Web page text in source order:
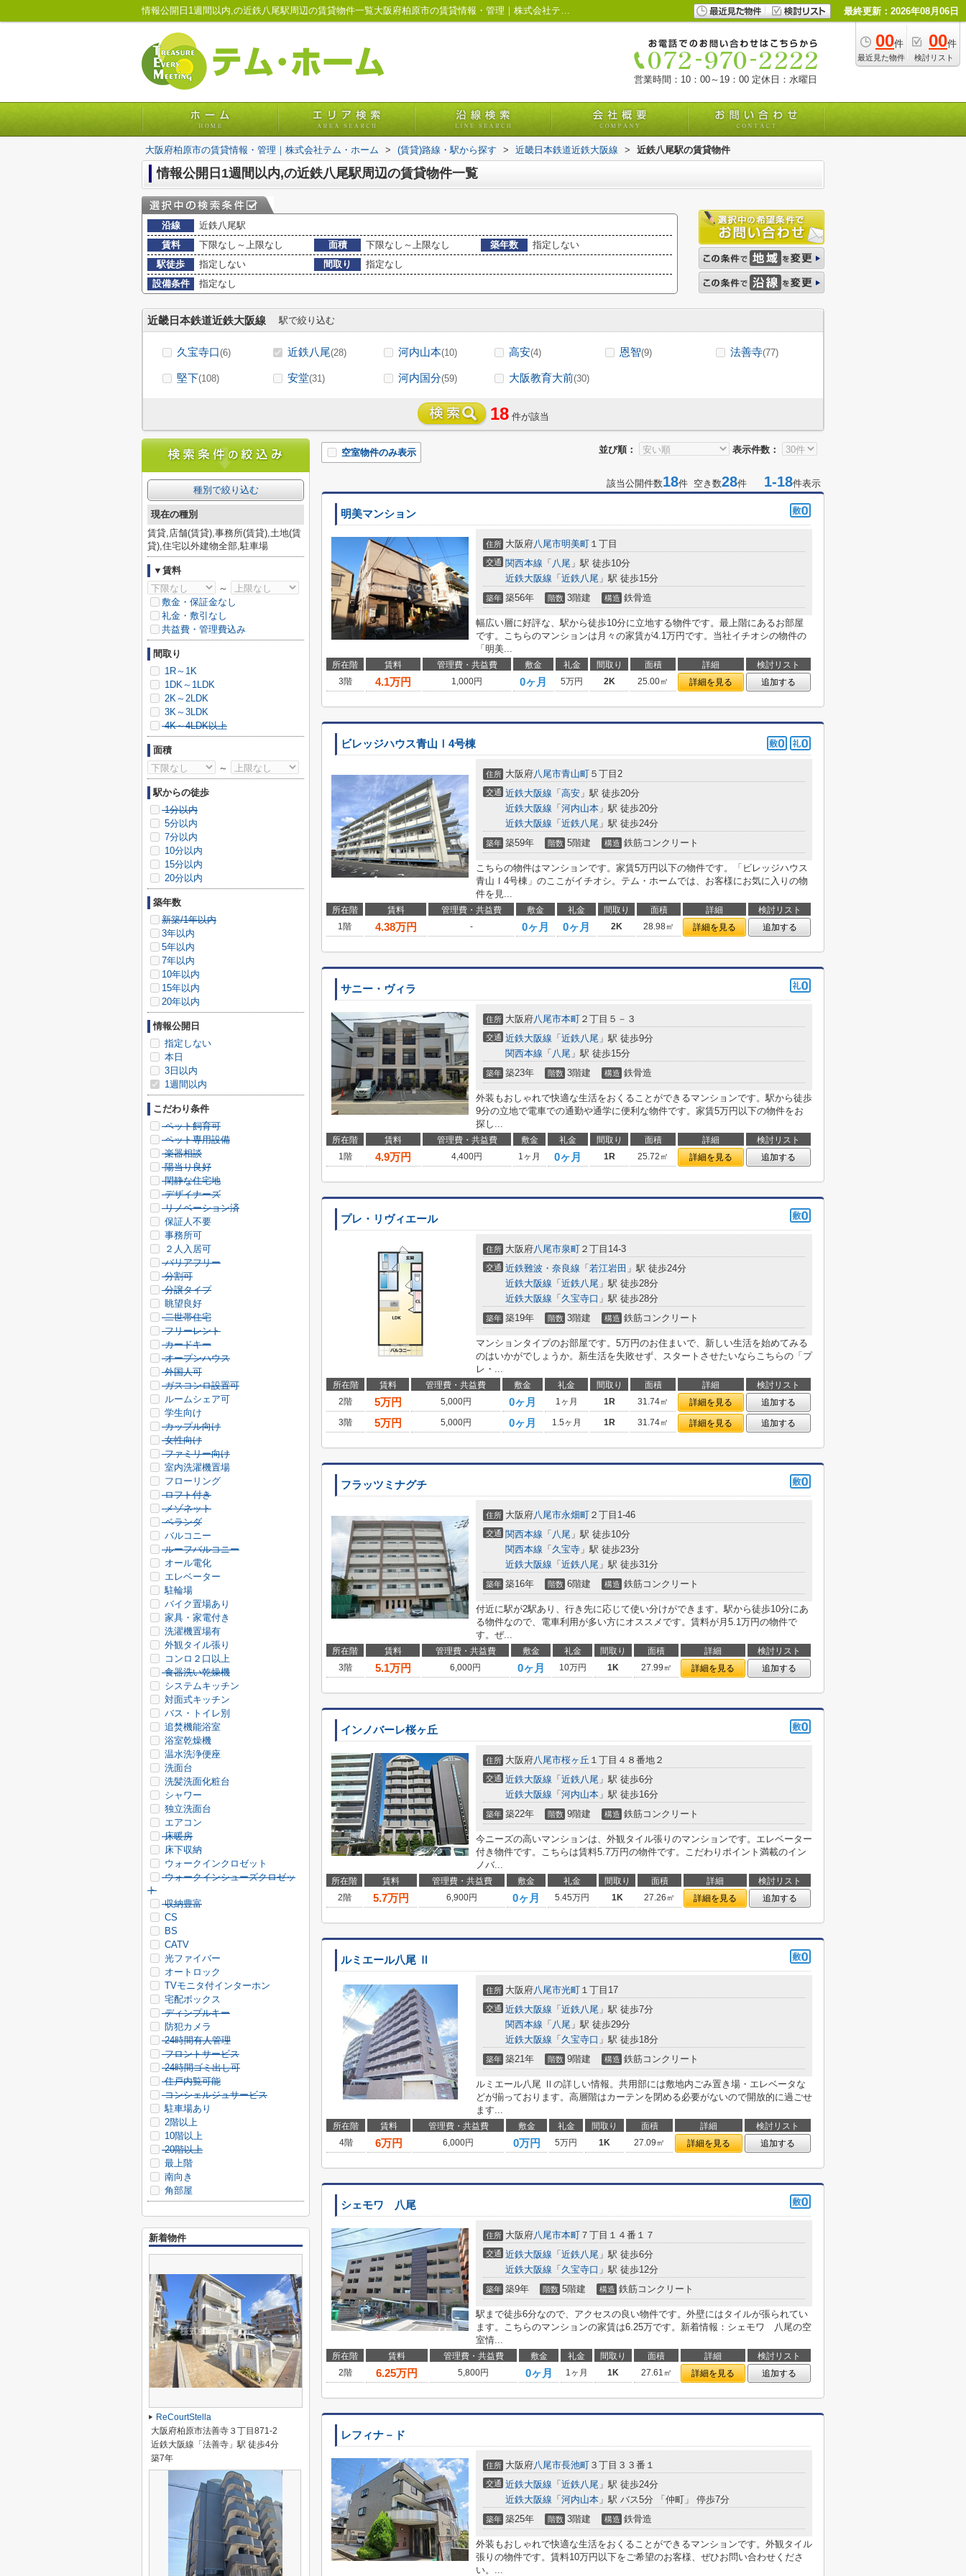
情報公開日1週間以内,の近鉄八尾駅周辺の賃貸物件一覧大阪府柏原市の賃貸情報・管理｜株式会社テム・ホーム 最終更新：2026年08月06日
00件
最近見た物件
00件
検討リスト
営業時間：10：00～19：00 定休日：水曜日
大阪府柏原市の賃貸情報・管理｜株式会社テム・ホーム > (賃貸)路線・駅から探す > 近畿日本鉄道近鉄大阪線 > 近鉄八尾駅の賃貸物件
情報公開日1週間以内,の近鉄八尾駅周辺の賃貸物件一覧
沿線
近鉄八尾駅
賃料
下限なし～上限なし 面積 下限なし～上限なし 築年数
指定しない
駅徒歩
指定しない 間取り
指定なし
設備条件
指定なし
近畿日本鉄道近鉄大阪線 駅で絞り込む
久宝寺口(6) 近鉄八尾(28) 河内山本(10) 高安(4) 恩智(9) 法善寺(77)
堅下(108) 安堂(31) 河内国分(59) 大阪教育大前(30)
18 件が該当
並び順： 表示件数：
空室物件のみ表示
該当公開件数18件 空き数28件 1-18件表示
明美マンション
住所 大阪府八尾市明美町 １丁目
交通 関西本線 「 八尾 」駅 徒歩10分
近鉄大阪線 「 近鉄八尾 」駅 徒歩15分
築年 築56年 階数 3階建 構造 鉄骨造
幅広い層に好評な、駅から徒歩10分に立地する物件です。最上階にあるお部屋
です。こちらのマンションは月々の家賃が4.1万円です。当社イチオシの物件の
「明美...
所在階 賃料 管理費・共益費 敷金 礼金 間取り 面積 詳細
検討リスト
3階
4.1万円 1,000円 0ヶ月 5万円 2K 25.00㎡ 詳細を見る 追加する
ビレッジハウス青山Ⅰ4号棟
住所 大阪府八尾市青山町 ５丁目2
交通 近鉄大阪線 「 高安 」駅 徒歩20分
近鉄大阪線 「 河内山本 」駅 徒歩20分
近鉄大阪線 「 近鉄八尾 」駅 徒歩24分
築年 築59年 階数 5階建 構造 鉄筋コンクリート
こちらの物件はマンションです。家賃5万円以下の物件です。「ビレッジハウス
青山Ⅰ4号棟」のここがイチオシ。テム・ホームでは、お客様にお気に入りの物
件を見...
所在階 賃料 管理費・共益費 敷金 礼金 間取り 面積 詳細
検討リスト
1階
4.38万円 - 0ヶ月 0ヶ月 2K 28.98㎡ 詳細を見る 追加する
サニー・ヴィラ
住所 大阪府八尾市本町 ２丁目５－３
交通 近鉄大阪線 「 近鉄八尾 」駅 徒歩9分
関西本線 「 八尾 」駅 徒歩15分
築年 築23年 階数 3階建 構造 鉄骨造
外装もおしゃれで快適な生活をおくることができるマンションです。駅から徒歩
9分の立地で電車での通勤や通学に便利な物件です。家賃5万円以下の物件をお
探し...
所在階 賃料 管理費・共益費 敷金 礼金 間取り 面積 詳細
検討リスト
1階
4.9万円 4,400円 1ヶ月 0ヶ月 1R 25.72㎡ 詳細を見る 追加する
プレ・リヴィエール
住所 大阪府八尾市泉町 ２丁目14-3
交通 近鉄難波・奈良線 「 若江岩田 」駅 徒歩24分
近鉄大阪線 「 近鉄八尾 」駅 徒歩28分
近鉄大阪線 「 久宝寺口 」駅 徒歩28分
築年 築19年 階数 3階建 構造 鉄筋コンクリート
マンションタイプのお部屋です。5万円のお住まいで、新しい生活を始めてみる
のはいかがでしょうか。新生活を失敗せず、スタートさせたいならこちらの「プ
レ・...
所在階 賃料 管理費・共益費 敷金 礼金 間取り 面積 詳細
検討リスト
2階
5万円 5,000円 0ヶ月 1ヶ月 1R 31.74㎡ 詳細を見る
追加する
3階
5万円 5,000円 0ヶ月 1.5ヶ月 1R 31.74㎡ 詳細を見る 追加する
フラッツミナグチ
住所 大阪府八尾市永畑町 ２丁目1-46
交通 関西本線 「 八尾 」駅 徒歩10分
関西本線 「 久宝寺 」駅 徒歩23分
近鉄大阪線 「 近鉄八尾 」駅 徒歩31分
築年 築16年 階数 6階建 構造 鉄筋コンクリート
付近に駅が2駅あり、行き先に応じて使い分けができます。駅から徒歩10分にあ
る物件なので、電車利用が多い方にオススメです。賃料が月5.1万円の物件で
す。ぜ...
所在階 賃料 管理費・共益費 敷金 礼金 間取り 面積 詳細
検討リスト
3階
5.1万円 6,000円 0ヶ月 10万円 1K 27.99㎡ 詳細を見る 追加する
インノバーレ桜ヶ丘
住所 大阪府八尾市桜ヶ丘 １丁目４８番地２
交通 近鉄大阪線 「 近鉄八尾 」駅 徒歩6分
近鉄大阪線 「 河内山本 」駅 徒歩16分
築年 築22年 階数 9階建 構造 鉄筋コンクリート
今ニーズの高いマンションは、外観タイル張りのマンションです。エレベーター
付き物件です。こちらは賃料5.7万円の物件です。こだわりポイント満載のイン
ノバ...
所在階 賃料 管理費・共益費 敷金 礼金 間取り 面積 詳細
検討リスト
2階
5.7万円 6,900円 0ヶ月 5.45万円 1K 27.26㎡ 詳細を見る 追加する
ルミエール八尾 Ⅱ
住所 大阪府八尾市光町 １丁目17
交通 近鉄大阪線 「 近鉄八尾 」駅 徒歩7分
関西本線 「 八尾 」駅 徒歩29分
近鉄大阪線 「 久宝寺口 」駅 徒歩18分
築年 築21年 階数 9階建 構造 鉄筋コンクリート
ルミエール八尾 Ⅱの詳しい情報。共用部には敷地内ごみ置き場・エレベータな
どが揃っております。高層階はカーテンを閉める必要がないので開放的に過ごせ
ます...
所在階 賃料 管理費・共益費 敷金 礼金 間取り 面積 詳細
検討リスト
4階
6万円 6,000円 0万円 5万円 1K 27.09㎡ 詳細を見る 追加する
シェモワ 八尾
住所 大阪府八尾市本町 ７丁目１４番１７
交通 近鉄大阪線 「 近鉄八尾 」駅 徒歩6分
近鉄大阪線 「 久宝寺口 」駅 徒歩12分
築年 築9年 階数 5階建 構造 鉄筋コンクリート
駅まで徒歩6分なので、アクセスの良い物件です。外壁にはタイルが張られてい
ます。こちらのマンションの家賃は6.25万です。新着情報：シェモワ 八尾の空
室情...
所在階 賃料 管理費・共益費 敷金 礼金 間取り 面積 詳細
検討リスト
2階
6.25万円 5,800円 0ヶ月 1ヶ月 1K 27.61㎡ 詳細を見る 追加する
レフィナ－ド
住所 大阪府八尾市長池町 ３丁目３３番１
交通 近鉄大阪線 「 近鉄八尾 」駅 徒歩24分
近鉄大阪線 「 河内山本 」駅 バス5分 「仲町」 停歩7分
築年 築25年 階数 3階建 構造 鉄骨造
外装もおしゃれで快適な生活をおくることができるマンションです。外観タイル
張りの物件です。賃料10万円以下をご希望のお客様、ぜひお問い合わせくださ
い。...
種別で絞り込む
現在の種別
賃貸,店舗(賃貸),事務所(賃貸),土地(賃
貸),住宅以外建物全部,駐車場
▼賃料
～
敷金・保証金なし
礼金・敷引なし
共益費・管理費込み
間取り
1R～1K
1DK～1LDK
2K～2LDK
3K～3LDK
4K～4LDK以上
面積
～
駅からの徒歩
1分以内
5分以内
7分以内
10分以内
15分以内
20分以内
築年数
新築/1年以内
3年以内
5年以内
7年以内
10年以内
15年以内
20年以内
情報公開日
指定しない
本日
3日以内
1週間以内
こだわり条件
ペット飼育可
ペット専用設備
楽器相談
陽当り良好
閑静な住宅地
デザイナーズ
リノベーション済
保証人不要
事務所可
２人入居可
バリアフリー
分割可
分譲タイプ
眺望良好
二世帯住宅
フリーレント
カードキー
オープンハウス
外国人可
ガスコンロ設置可
ルームシェア可
学生向け
カップル向け
女性向け
ファミリー向け
室内洗濯機置場
フローリング
ロフト付き
メゾネット
ベランダ
バルコニー
ルーフバルコニー
オール電化
エレベーター
駐輪場
バイク置場あり
家具・家電付き
洗濯機置場有
外観タイル張り
コンロ２口以上
食器洗い乾燥機
システムキッチン
対面式キッチン
バス・トイレ別
追焚機能浴室
浴室乾燥機
温水洗浄便座
洗面台
洗髪洗面化粧台
シャワー
独立洗面台
エアコン
床暖房
床下収納
ウォークインクロゼット
ウォークインシューズクロゼッ
ト
収納豊富
CS
BS
CATV
光ファイバー
オートロック
TVモニタ付インターホン
宅配ボックス
ディンプルキー
防犯カメラ
24時間有人管理
フロントサービス
24時間ゴミ出し可
住戸内覧可能
コンシェルジュサービス
駐車場あり
2階以上
10階以上
20階以上
最上階
南向き
角部屋
新着物件
ReCourtStella
大阪府柏原市法善寺３丁目871-2
近鉄大阪線「法善寺」駅 徒歩4分
築7年